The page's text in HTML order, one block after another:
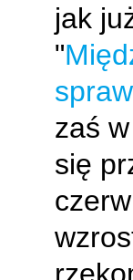
jak
"
zaś
się